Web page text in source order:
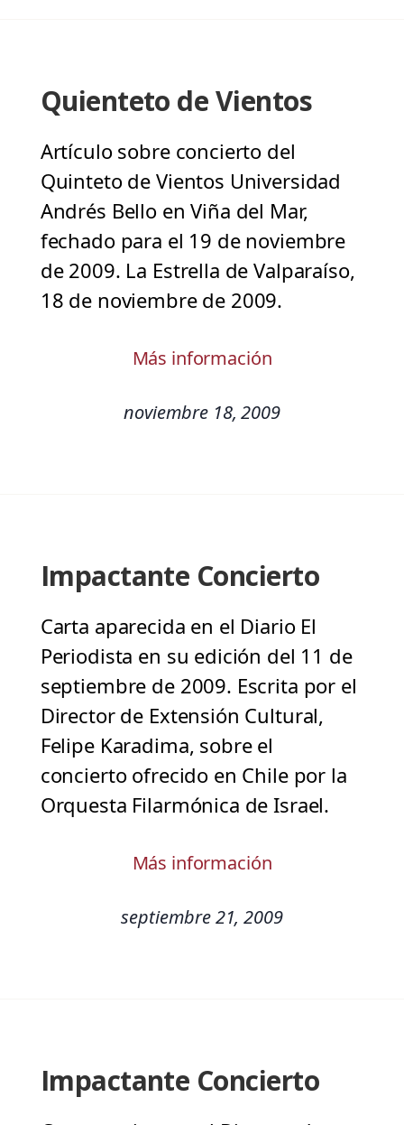
Quienteto de Vientos
Artículo sobre concierto del
Quinteto de Vientos Universidad
Andrés Bello en Viña del Mar,
fechado para el 19 de noviembre
de 2009. La Estrella de Valparaíso,
18 de noviembre de 2009.
Más información
noviembre 18, 2009
Impactante Concierto
Carta aparecida en el Diario El
Periodista en su edición del 11 de
septiembre de 2009. Escrita por el
Director de Extensión Cultural,
Felipe Karadima, sobre el
concierto ofrecido en Chile por la
Orquesta Filarmónica de Israel.
Más información
septiembre 21, 2009
Impactante Concierto